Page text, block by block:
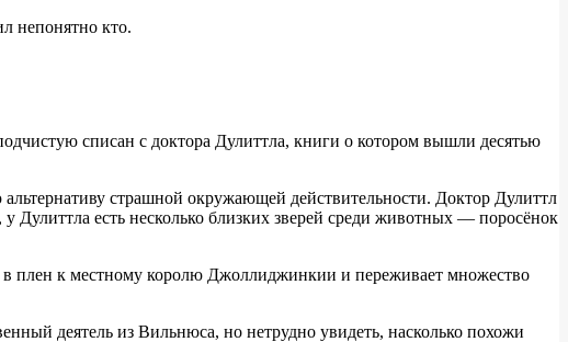
непонятно кто.
списан с доктора Дулиттла, книги о котором вышли десятью
страшной окружающей действительности. Доктор Дулиттл
Дулиттла есть несколько близких зверей среди животных — поросёнок
в плен к местному королю Джоллиджинкии и переживает множество
деятель из Вильнюса, но нетрудно увидеть, насколько похожи